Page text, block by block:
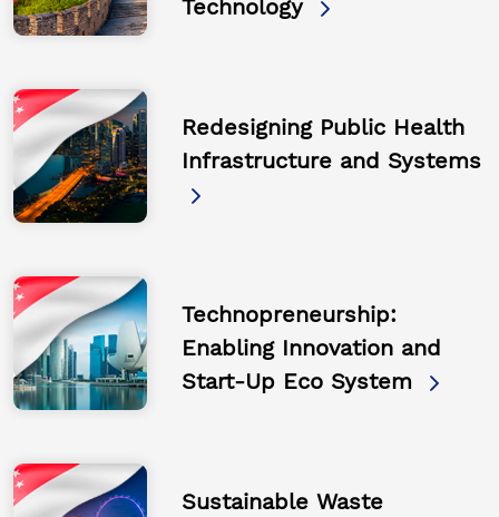
Technology
Redesigning Public Health
Infrastructure and Systems
Technopreneurship:
Enabling Innovation and
Start-Up Eco System
Sustainable Waste